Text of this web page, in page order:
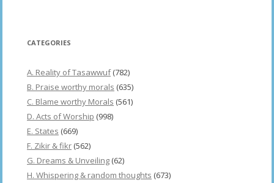
CATEGORIES
A. Reality of Tasawwuf(782)
B. Praise worthy morals (635)
C. Blame worthy Morals (561)
D. Acts of Worship (998)
E. States (669)
F. Zikir & fikr (562)
G. Dreams & Unveiling (62)
H. Whispering & random thoughts (673)